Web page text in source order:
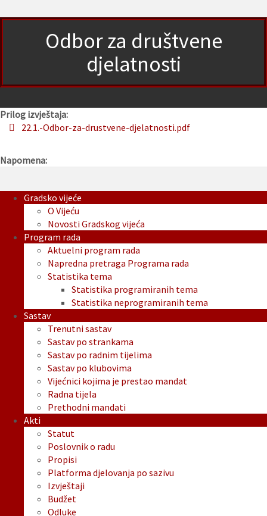
Odbor za društvene
djelatnosti
Prilog izvještaja:
22.1.-Odbor-za-drustvene-djelatnosti.pdf
Napomena:
Gradsko vijeće
O Vijeću
Novosti Gradskog vijeća
Program rada
Aktuelni program rada
Napredna pretraga Programa rada
Statistika tema
Statistika programiranih tema
Statistika neprogramiranih tema
Sastav
Trenutni sastav
Sastav po strankama
Sastav po radnim tijelima
Sastav po klubovima
Vijećnici kojima je prestao mandat
Radna tijela
Prethodni mandati
Akti
Statut
Poslovnik o radu
Propisi
Platforma djelovanja po sazivu
Izvještaji
Budžet
Odluke